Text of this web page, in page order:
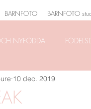
NYFÖDDA
10 dec. 2019
BARNFOTO BARNFOTO